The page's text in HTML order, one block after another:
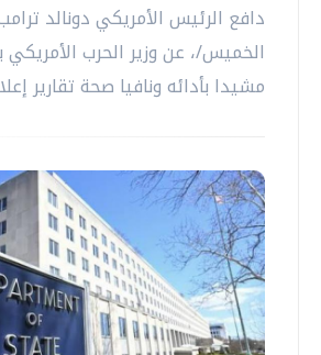
دافع الرئيس الأمريكي دونالد
الخميس/، عن وزير الحرب
مشيدا بأدائه ونافيا صحة تقارير